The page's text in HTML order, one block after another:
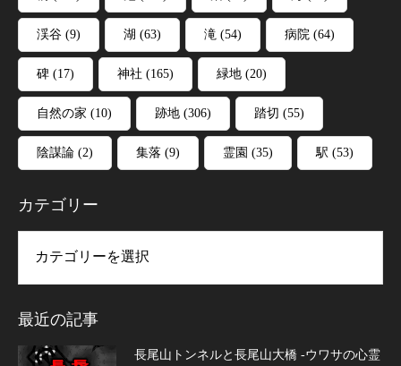
渓谷 (9) 湖 (63) 滝 (54) 病院 (64)
碑 (17) 神社 (165) 緑地 (20)
自然の家 (10) 跡地 (306) 踏切 (55)
陰謀論 (2) 集落 (9) 霊園 (35) 駅 (53)
カテゴリー
最近の記事
長尾山トンネルと長尾山大橋 -ウワサの心霊